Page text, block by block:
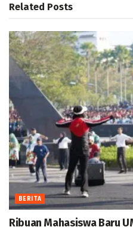
Related Posts
BERITA
Ribuan Mahasiswa Baru